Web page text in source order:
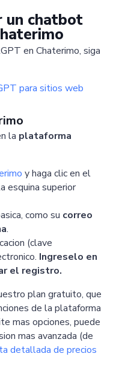
un chatbot
en Chaterimo, siga
para sitios web
la plataforma
y haga clic en el
esquina superior
como su correo
.
(clave
Ingreselo en
el registro.
plan gratuito, que
de la plataforma
mas opciones, puede
mas avanzada (de
detallada de precios